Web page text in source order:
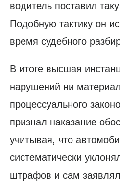
водитель поставил
Подобную тактику он
время судебного
В итоге высшая
нарушений ни
процессуального
признал наказание
учитывая, что
систематически
штрафов и сам заявлял